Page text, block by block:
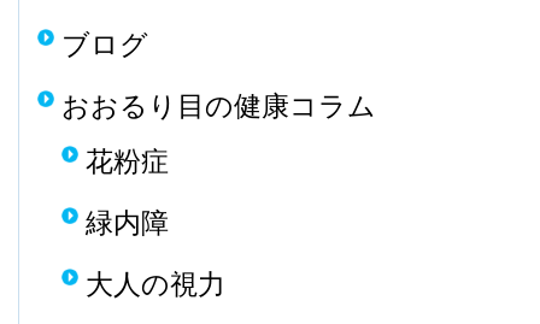
ブログ
おおるり目の健康コラム
花粉症
緑内障
大人の視力